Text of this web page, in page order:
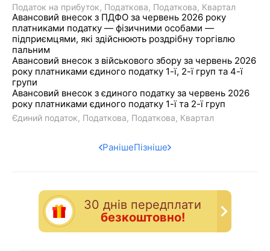
Податок на прибуток Податкова Податкова Квартал
Авансовий внесок з ПДФО за червень 2026 року
платниками податку — фізичними особами —
підприємцями, які здійснюють роздрібну торгівлю
пальним
Авансовий внесок з військового збору за червень 2026
року платниками єдиного податку 1-ї, 2-ї груп та 4-ї
групи
Авансовий внесок з єдиного податку за червень 2026
року платниками єдиного податку 1-ї та 2-ї груп
Єдиний податок Податкова Податкова Квартал
РанішеПізніше
30 днiв передплати
безкоштовно!